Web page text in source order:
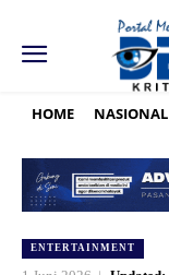
HOME NASIONAL
ENTERTAINMENT